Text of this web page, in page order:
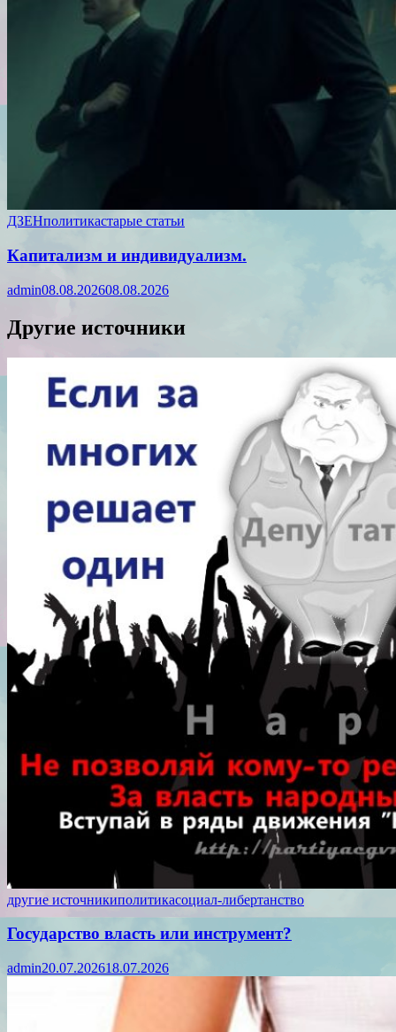
ДЗЕНполитикастарые статьи
Капитализм и индивидуализм.
admin08.08.202608.08.2026
Другие источники
другие источникиполитикасоциал-либертанство
Государство власть или инструмент?
admin20.07.202618.07.2026